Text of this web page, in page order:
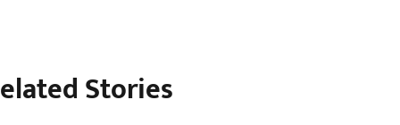
Stories